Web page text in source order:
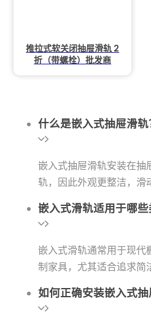
推拉式软关闭抽屉滑轨 2
折（带螺栓）批发商
什么是嵌入式抽屉滑轨
嵌入式抽屉滑轨安装在
轨，因此外观更整洁，滑
嵌入式滑轨适用于哪些
嵌入式滑轨通常用于现代
制家具，尤其适合追求简
如何正确安装嵌入式抽